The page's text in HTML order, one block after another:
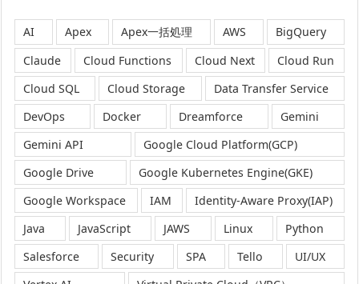
AI Apex Apex一括処理 AWS
BigQuery
Claude
Cloud Functions Cloud Next
Cloud Run
Cloud SQL
Cloud Storage
Data Transfer Service
DevOps
Docker Dreamforce
Gemini
Gemini API
Google Cloud Platform(GCP)
Google Drive
Google Kubernetes Engine(GKE)
Google Workspace
IAM
Identity-Aware Proxy(IAP)
Java
JavaScript JAWS Linux
Python
Salesforce
Security SPA Tello
UI/UX